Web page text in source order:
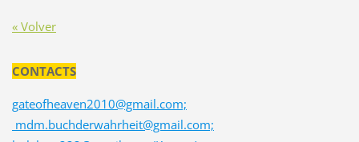
« Volver
CONTACTS
gateofheaven2010@gmail.com;
mdm.buchderwahrheit@gmail.com;